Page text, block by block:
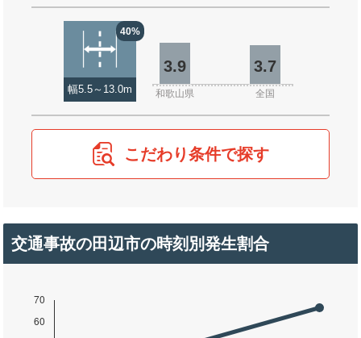
40%
幅5.5～13.0m
3.9 3.7
和歌山県 全国
こだわり条件で探す
交通事故の田辺市の時刻別発生割合